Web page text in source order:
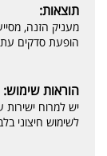
תוצאות:
מעניק הזנה,
הופעת סדקים
הוראות שימוש:
יש למרוח
לשימוש חיצוני